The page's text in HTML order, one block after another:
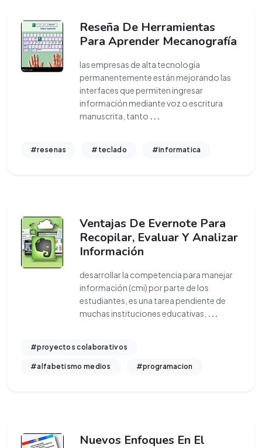
Reseña De Herramientas
Para Aprender Mecanografía
las empresas de alta tecnología
permanentemente están mejorando las
interfaces que permiten ingresar
información mediante voz o escritura
manuscrita, tanto ...
#resenas #teclado #informatica
Ventajas De Evernote Para
Recopilar, Evaluar Y Analizar
Información
desarrollar la competencia para manejar
información (cmi) por parte de los
estudiantes, es una tarea pendiente de
muchas instituciones educativas, ...
#proyectos colaborativos
#alfabetismo medios #programacion
Nuevos Enfoques En El